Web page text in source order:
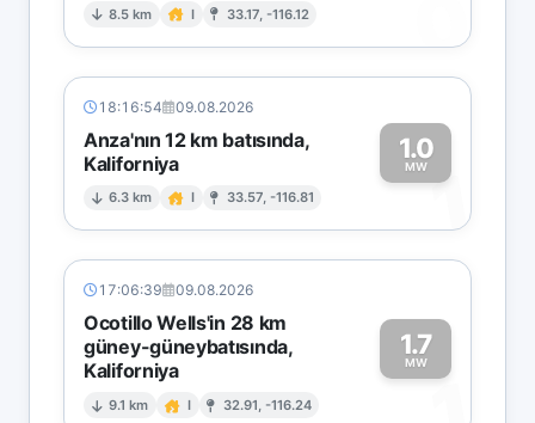
8.5 km I 33.17, -116.12 0
18:16:54 09.08.2026
Anza'nın 12 km batısında,
Kaliforniya
6.3 km I 33.57, -116.81
1.0
MW1
17:06:39 09.08.2026
Ocotillo Wells'in 28 km
güney-güneybatısında,
Kaliforniya
9.1 km I 32.91, -116.24
1.7
MW